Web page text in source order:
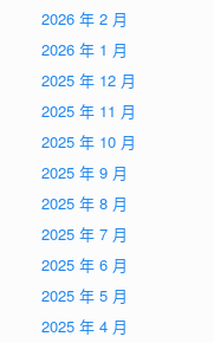
2026 年 2 月
2026 年 1 月
2025 年 12 月
2025 年 11 月
2025 年 10 月
2025 年 9 月
2025 年 8 月
2025 年 7 月
2025 年 6 月
2025 年 5 月
2025 年 4 月